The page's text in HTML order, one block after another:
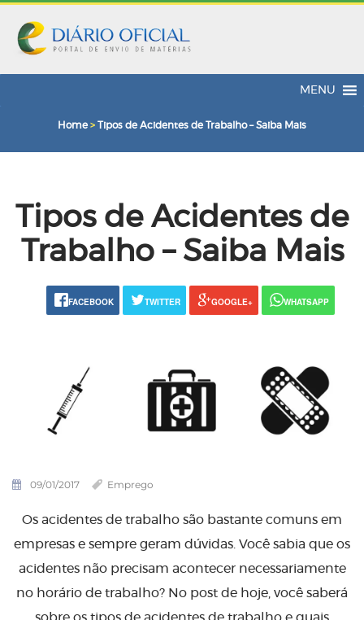
MENU
Home > Tipos de Acidentes de Trabalho – Saiba Mais
Tipos de Acidentes de
Trabalho – Saiba Mais
FACEBOOK TWITTER GOOGLE+ WHATSAPP
09/01/2017 Emprego
Os acidentes de trabalho são bastante comuns em
empresas e sempre geram dúvidas. Você sabia que os
acidentes não precisam acontecer necessariamente
no horário de trabalho? No post de hoje, você saberá